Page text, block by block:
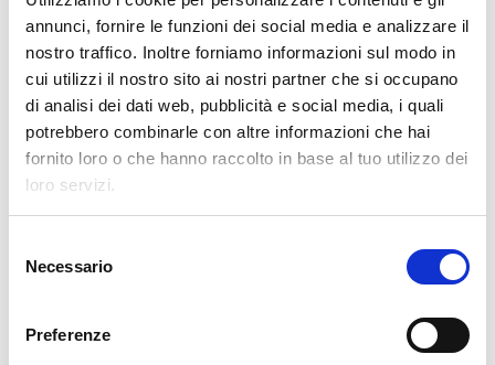
annunci, fornire le funzioni dei social media e analizzare il
nostro traffico. Inoltre forniamo informazioni sul modo in
cui utilizzi il nostro sito ai nostri partner che si occupano
di analisi dei dati web, pubblicità e social media, i quali
potrebbero combinarle con altre informazioni che hai
fornito loro o che hanno raccolto in base al tuo utilizzo dei
loro servizi.
Necessario
Preferenze
COMMERCE
LE POSIZIONI APERTE
AUMENTANO. I LAVORATORI
QUALIFICATI NO.
CATEGORIE